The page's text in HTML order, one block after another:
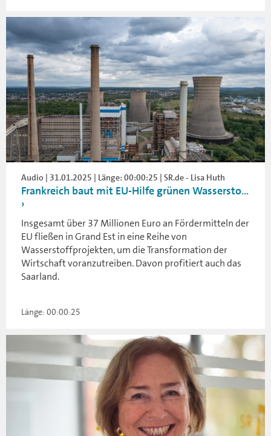
Audio | 31.01.2025 | Länge: 00:00:25 | SR.de - Lisa Huth
Frankreich baut mit EU-Hilfe grünen Wassersto...
Insgesamt über 37 Millionen Euro an Fördermitteln der
EU fließen in Grand Est in eine Reihe von
Wasserstoffprojekten, um die Transformation der
Wirtschaft voranzutreiben. Davon profitiert auch das
Saarland.
Länge: 00:00:25